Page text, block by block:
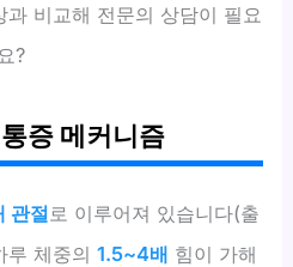
비교해 전문의 상담이 필요
?
증 메커니즘
관절로 이루어져 있습니다(출
루 체중의1.5~4배 힘이 가해